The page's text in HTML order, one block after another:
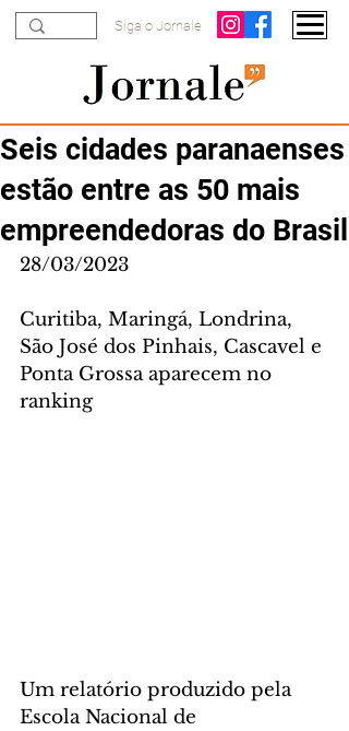
Siga o Jornale
Seis cidades paranaenses
estão entre as 50 mais
empreendedoras do Brasil
28/03/2023
Curitiba, Maringá, Londrina,
São José dos Pinhais, Cascavel e
Ponta Grossa aparecem no
ranking
Um relatório produzido pela
Escola Nacional de